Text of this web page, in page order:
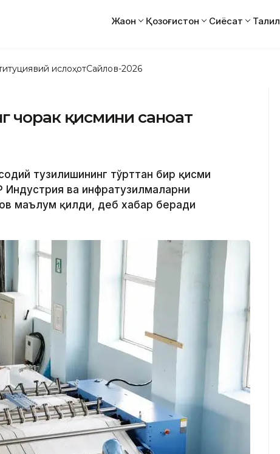
Жаҳон Қозоғистон Сиёсат Таҳлил
ислоҳотСайлов-2026
чорак қисмини саноат
тузилишининг тўрттан бир қисми
Индустрия ва инфратузилмаларни
маълум қилди, деб хабар беради